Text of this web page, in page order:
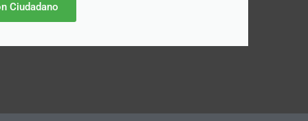
Ciudadano